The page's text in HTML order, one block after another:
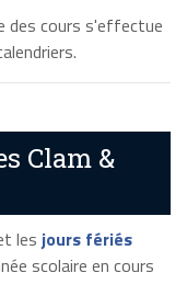
des cours s'effectue
Clam &
les jours fériés
scolaire en cours